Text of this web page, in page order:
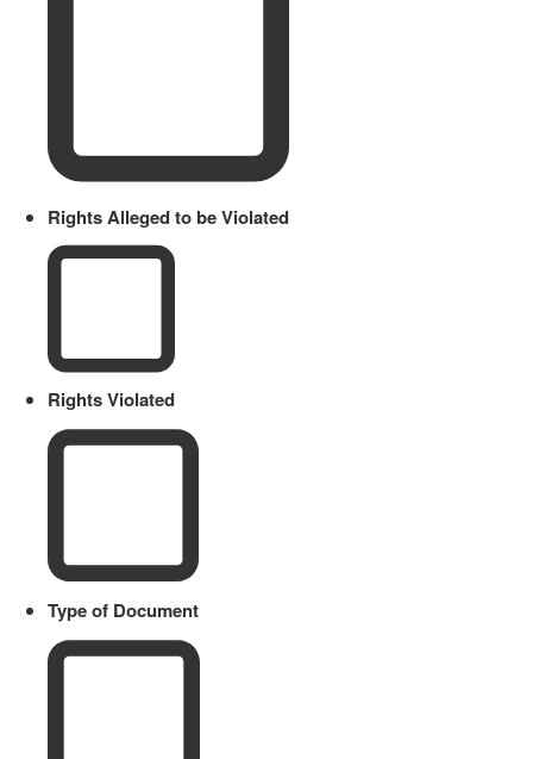
Rights Alleged to be Violated
Rights Violated
Type of Document